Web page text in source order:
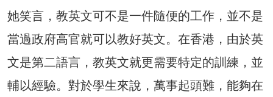
她笑言，教英文可不是一件隨便的工作，並不是
當過政府高官就可以教好英文。在香港，由於英
文是第二語言，教英文就更需要特定的訓練，並
輔以經驗。對於學生來說，萬事起頭難，能夠在